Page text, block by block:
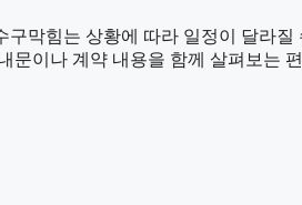
막힘는 상황에 따라 일정이 달라질
문이나 계약 내용을 함께 살펴보는